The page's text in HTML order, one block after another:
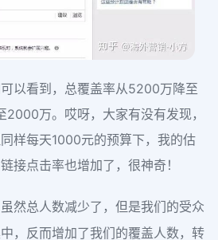
以看到，总覆盖率从5200万降至
万。哎呀，大家有没有发现，
样每天1000元的预算下，我的估
接点击率也增加了，很神奇！
然总人数减少了，但是我们的受众
，反而增加了我们的覆盖人数，转